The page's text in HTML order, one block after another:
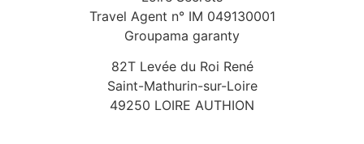
Travel Agent n° IM 049130001
Groupama garanty
82T Levée du Roi René
Saint-Mathurin-sur-Loire
49250 LOIRE AUTHION